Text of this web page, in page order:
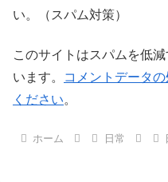
い。（スパム対策）
このサイトはスパムを低
います。
コメントデータ
ください。
ホーム 日常